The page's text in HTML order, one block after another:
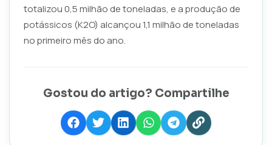
totalizou 0,5 milhão de toneladas, e a produção de
potássicos (K2O) alcançou 1,1 milhão de toneladas
no primeiro mês do ano.
Gostou do artigo? Compartilhe